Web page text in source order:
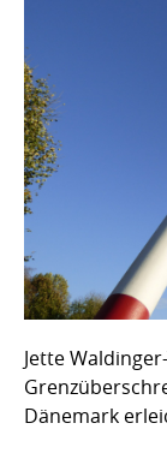
Jette
Dänemark